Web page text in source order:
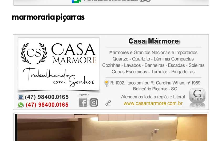
marmoraria piçarras